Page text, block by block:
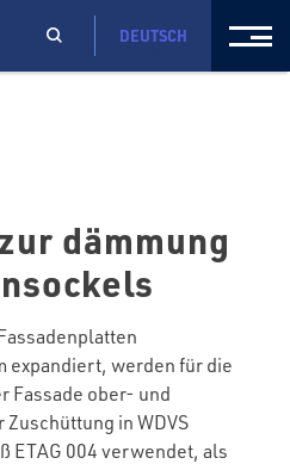
DEUTSCH
dämmung
expandiert, werden für die
Fassade ober- und
in WDVS
ETAG 004 verwendet, als